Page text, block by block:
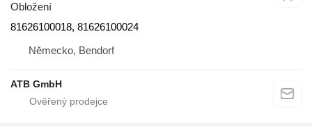
Obložení
81626100018, 81626100024
Německo, Bendorf
ATB GmbH